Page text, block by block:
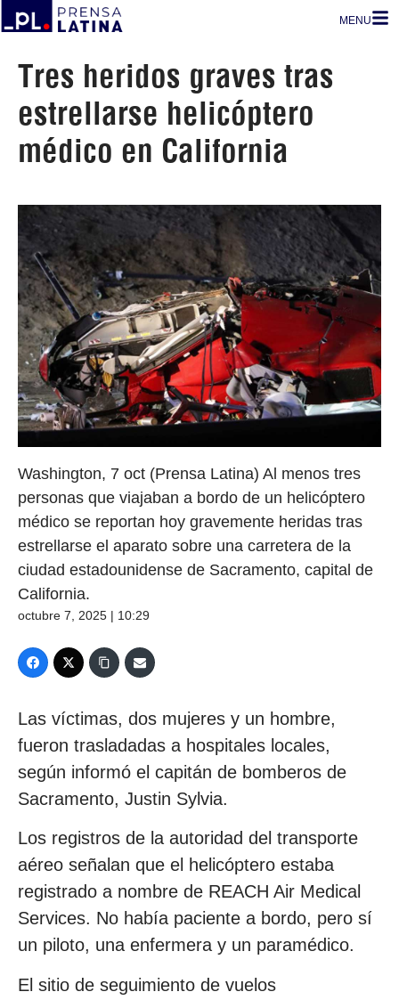
MENU
Tres heridos graves tras
estrellarse helicóptero
médico en California
Washington, 7 oct (Prensa Latina) Al menos tres
personas que viajaban a bordo de un helicóptero
médico se reportan hoy gravemente heridas tras
estrellarse el aparato sobre una carretera de la
ciudad estadounidense de Sacramento, capital de
California.
octubre 7, 2025 | 10:29
Las víctimas, dos mujeres y un hombre,
fueron trasladadas a hospitales locales,
según informó el capitán de bomberos de
Sacramento, Justin Sylvia.
Los registros de la autoridad del transporte
aéreo señalan que el helicóptero estaba
registrado a nombre de REACH Air Medical
Services. No había paciente a bordo, pero sí
un piloto, una enfermera y un paramédico.
El sitio de seguimiento de vuelos